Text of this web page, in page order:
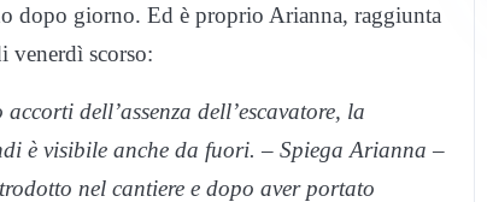
dopo giorno. Ed è proprio Arianna, raggiunta
venerdì scorso:
dell’assenza dell’escavatore, la
è visibile anche da fuori. – Spiega Arianna –
nel cantiere e dopo aver portato